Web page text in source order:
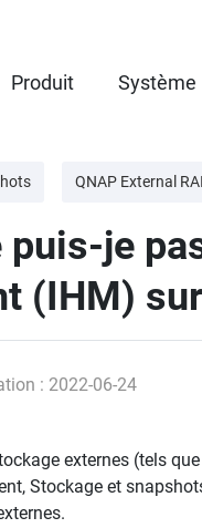
Produit Système
QNAP External
puis-je
(IHM)
: 2022-06-24
externes (tels
Stockage et